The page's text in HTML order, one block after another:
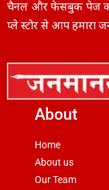
चैनल और फेसबुक पेज को
प्ले स्टोर से आप हमारा
About
Home
About us
Our Team